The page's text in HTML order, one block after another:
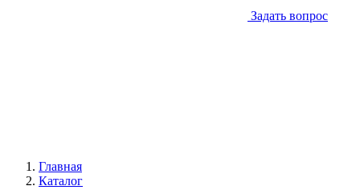
Задать вопрос
Главная
Каталог